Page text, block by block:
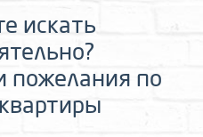
искать
пожелания по